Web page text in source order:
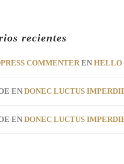
recientes
COMMENTEREN HELLO
EN DONEC LUCTUS
EN DONEC LUCTUS